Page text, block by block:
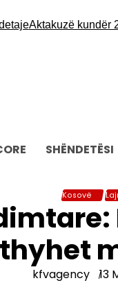
kundër 20
SHËNDETËSI
Kosovë
kfvagency 13